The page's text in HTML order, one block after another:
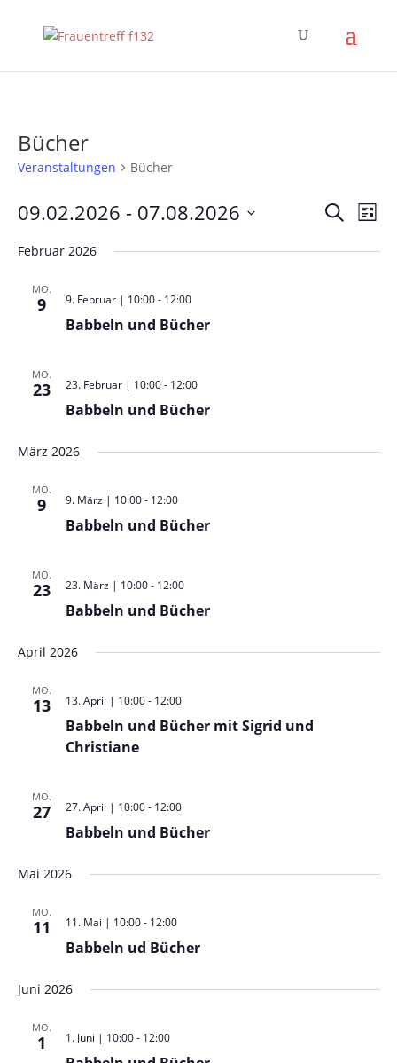
Bücher
Veranstaltungen Bücher
und
SucheListe
09.02.2026 - 07.08.2026
wählen.
Februar 2026
MO.
9 9. Februar | 10:00- 12:00
Babbeln und Bücher
MO.
23 23. Februar | 10:00- 12:00
Babbeln und Bücher
März 2026
MO.
9 9. März | 10:00- 12:00
Babbeln und Bücher
MO.
23 23. März | 10:00- 12:00
Babbeln und Bücher
April 2026
MO.
13 13. April | 10:00- 12:00
Babbeln und Bücher mit Sigrid und
Christiane
MO.
27 27. April | 10:00- 12:00
Babbeln und Bücher
Mai 2026
MO.
11 11. Mai | 10:00- 12:00
Babbeln ud Bücher
Juni 2026
MO.
1 1. Juni | 10:00- 12:00